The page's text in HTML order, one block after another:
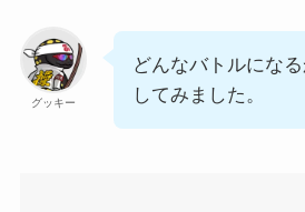
グッキー
どんなバトルにな
してみました。